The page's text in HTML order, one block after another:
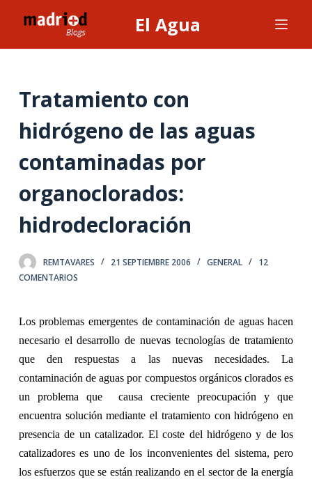
l
a
n
El Agua
Tratamiento con
hidrógeno de las aguas
contaminadas por
organoclorados:
hidrodecloración
REMTAVARES 21 SEPTIEMBRE 2006 GENERAL
12
COMENTARIOS
Los problemas emergentes de contaminación de aguas hacen
necesario el desarrollo de nuevas tecnologías de tratamiento
que den respuestas a las nuevas necesidades. La
contaminación de aguas por compuestos orgánicos clorados es
un problema que
causa creciente preocupación y que
encuentra solución mediante el tratamiento con hidrógeno en
presencia de un catalizador. El coste del hidrógeno y de los
catalizadores es uno de los inconvenientes del sistema, pero
los esfuerzos que se están realizando en el sector de la energía